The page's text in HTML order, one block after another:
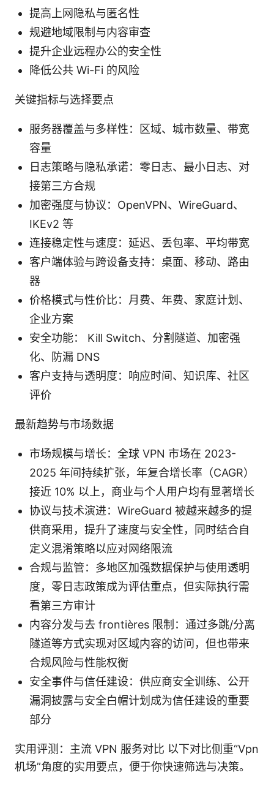
提高上网隐私与匿名性
规避地域限制与内容审查
提升企业远程办公的安全性
降低公共 Wi-Fi 的风险
关键指标与选择要点
服务器覆盖与多样性：区域、城市数量、带宽
容量
日志策略与隐私承诺：零日志、最小日志、对
接第三方合规
加密强度与协议：OpenVPN、WireGuard、
IKEv2 等
连接稳定性与速度：延迟、丢包率、平均带宽
客户端体验与跨设备支持：桌面、移动、路由
器
价格模式与性价比：月费、年费、家庭计划、
企业方案
安全功能： Kill Switch、分割隧道、加密强
化、防漏 DNS
客户支持与透明度：响应时间、知识库、社区
评价
最新趋势与市场数据
市场规模与增长：全球 VPN 市场在 2023-
2025 年间持续扩张，年复合增长率（CAGR）
接近 10% 以上，商业与个人用户均有显著增长
协议与技术演进：WireGuard 被越来越多的提
供商采用，提升了速度与安全性，同时结合自
定义混淆策略以应对网络限流
合规与监管：多地区加强数据保护与使用透明
度，零日志政策成为评估重点，但实际执行需
看第三方审计
内容分发与去 frontières 限制：通过多跳/分离
隧道等方式实现对区域内容的访问，但也带来
合规风险与性能权衡
安全事件与信任建设：供应商安全训练、公开
漏洞披露与安全白帽计划成为信任建设的重要
部分
实用评测：主流 VPN 服务对比 以下对比侧重“Vpn
机场”角度的实用要点，便于你快速筛选与决策。